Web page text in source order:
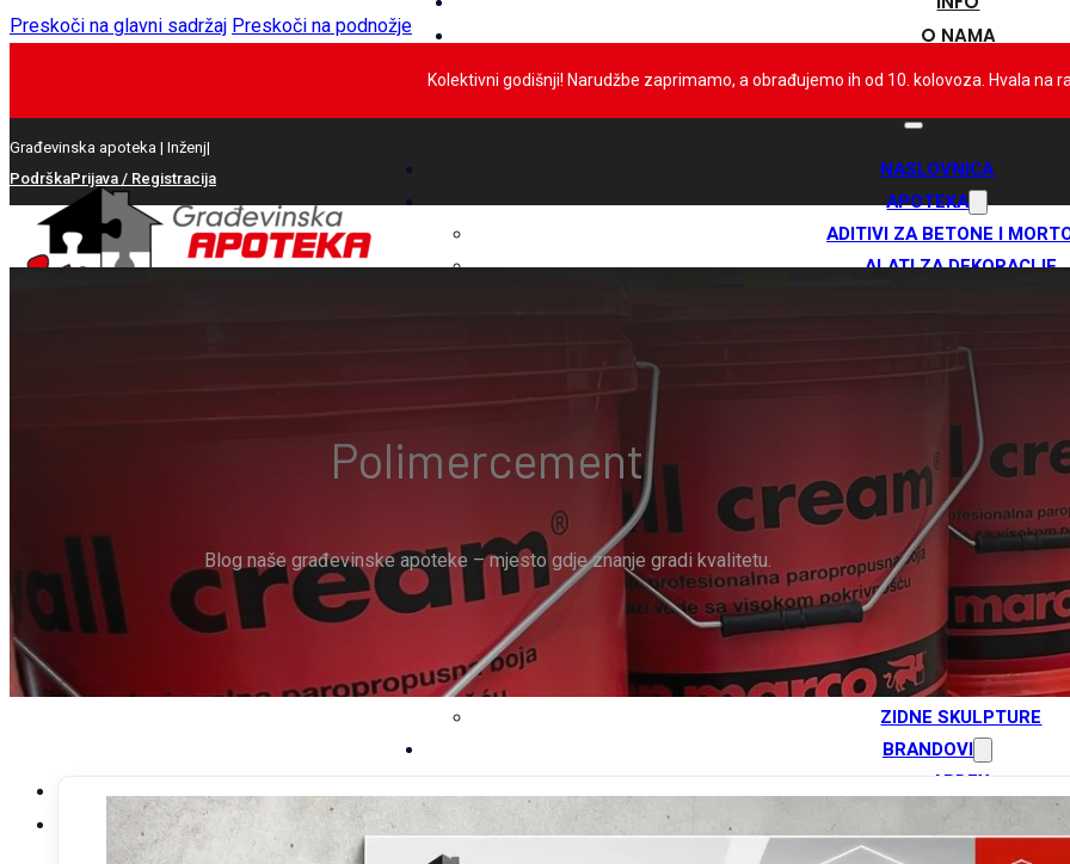
Preskoči na glavni sadržaj Preskoči na podnožje
Kolektivni godišnji! Narudžbe zaprimamo, a obrađujemo ih od 10. kolovoza. Hvala na
Građevinska apoteka | Inženjering
PodrškaPrijava / Registracija
O NAMA
KONTAKT
NASLOVNICA
APOTEKA
ADITIVI ZA BETONE I
ALATI ZA DEKORACIJE
BENTONITNE
BRZOVEZUJUĆE VEZIVO I
DILATACIJSKE TRAKE I
DODACI ZA TPO I PVC
ELASTIČNI KITOVI, BRTVILA I
HIDROIZ MORTOVI ZA KAMENE
HIDROIZOLACIJSKI
S-N VEZE I
BOJE I LAKOVI
TEKUĆE GUME
SREDSTVA ZA ČIŠĆENJE
ZIDNE SKULPTURE
BRANDOVI
ARDEX
BERNER
DRACO
Polimercement
Blog naše građevinske apoteke – mjesto gdje znanje gradi kvalitetu.